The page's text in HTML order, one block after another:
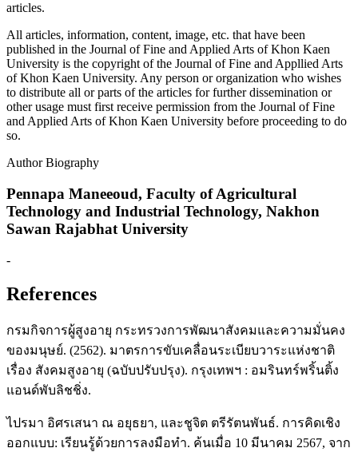
articles.
All articles, information, content, image, etc. that have been
published in the Journal of Fine and Applied Arts of Khon Kaen
University is the copyright of the Journal of Fine and Appllied Arts
of Khon Kaen University. Any person or organization who wishes
to distribute all or parts of the articles for further dissemination or
other usage must first receive permission from the Journal of Fine
and Applied Arts of Khon Kaen University before proceeding to do
so.
Author Biography
Pennapa Maneeoud, Faculty of Agricultural
Technology and Industrial Technology, Nakhon
Sawan Rajabhat University
-
References
กรมกิจการผู้สูงอายุ กระทรวงการพัฒนาสังคมและความมั่นคง
ของมนุษย์. (2562). มาตรการขับเคลื่อนระเบียบวาระแห่งชาติ
เรื่อง สังคมสูงอายุ (ฉบับปรับปรุง). กรุงเทพฯ : อมรินทร์พริ้นติ้ง
แอนด์พับลิชชิ่ง.
ไปรมา อิศรเสนา ณ อยุธยา, และชูจิต ตรีรัตนพันธ์. การคิดเชิง
ออกแบบ: เรียนรู้ด้วยการลงมือทำ. ค้นเมื่อ 10 มีนาคม 2567, จาก